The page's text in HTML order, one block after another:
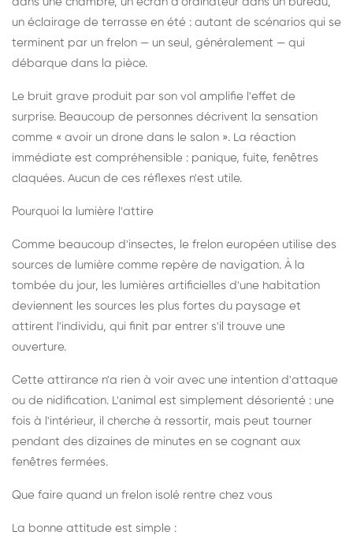
un éclairage de terrasse en été : autant de scénarios qui se
terminent par un frelon — un seul, généralement — qui
débarque dans la pièce.
Le bruit grave produit par son vol amplifie l'effet de
surprise. Beaucoup de personnes décrivent la sensation
comme « avoir un drone dans le salon ». La réaction
immédiate est compréhensible : panique, fuite, fenêtres
claquées. Aucun de ces réflexes n'est utile.
Pourquoi la lumière l'attire
Comme beaucoup d'insectes, le frelon européen utilise des
sources de lumière comme repère de navigation. À la
tombée du jour, les lumières artificielles d'une habitation
deviennent les sources les plus fortes du paysage et
attirent l'individu, qui finit par entrer s'il trouve une
ouverture.
Cette attirance n'a rien à voir avec une intention d'attaque
ou de nidification. L'animal est simplement désorienté : une
fois à l'intérieur, il cherche à ressortir, mais peut tourner
pendant des dizaines de minutes en se cognant aux
fenêtres fermées.
Que faire quand un frelon isolé rentre chez vous
La bonne attitude est simple :